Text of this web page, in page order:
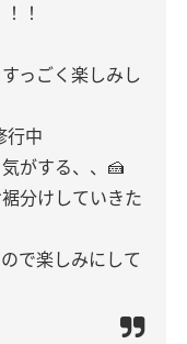
！
っごく楽しみし
行中
がする、、🍰
分けしていきた
で楽しみにして